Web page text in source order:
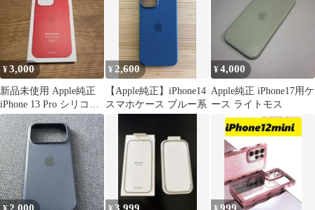
耐衝撃 軽量 ワイヤレス
充電対応 シンプル おし
ゃれ
¥3,000
新品未使用 Apple純正
iPhone 13 Pro シリコー
ンケース
¥2,600
【Apple純正】iPhone14
スマホケース ブルー系
¥4,000
Apple純正 iPhone17用ケ
ース ライトモス
2,000 3,999 999